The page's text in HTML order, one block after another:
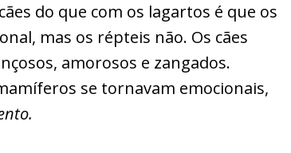
do que com os lagartos é que os
mas os répteis não. Os cães
amorosos e zangados.
se tornavam emocionais,